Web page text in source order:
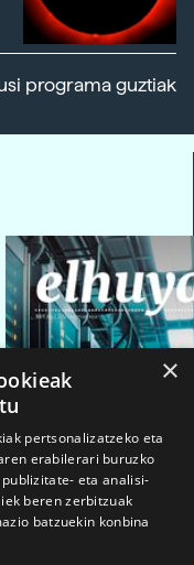
programa guztiak
×
pertsonalizatzeko eta
erabilerari buruzko
eta analisi-
beren zerbitzuak
batzuekin konbina